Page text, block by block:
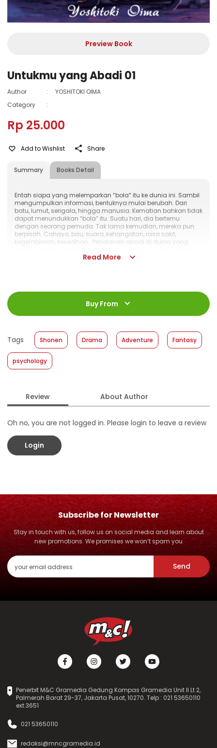
Preview Book
Untukmu yang Abadi 01
Author :
YOSHITOKI OIMA
Category
:
Rp 25.000
Summary Books Detail
Add to Wishlist Share
Entah siapa yang melemparkan “bola” itu ke dunia ini. Sambil
mengumpulkan informasi, bentuknya mulai berubah. Dari
batu, lumut, serigala, hingga manusia. Kematian bahkan tidak
dapat menundukkan “bola” itu. Suatu hari, dia bertemu
dengan seorang pemuda. Tak lama kemudian, mereka pun
berpisah. Cahaya, bau, suara, kehangatan, rasa sakit,
kegembiraan, kesedihan… Perjalanan abadi di dunia yang
kisah pencarian jati diri. Seri terbaru dari Yoshitoki Oima,
Read More
ISBN :
978-602-480-345-2
192 halaman
Size
:
11,4 x 17,2
Format
: Hardcover
Buy From
Tags Shonen Drama Adventure Fantasy
psychology
Review About Author
Oh no, you are not logged in. Please login to leave a review
Login
Subscribe for Newsletter
Stay in touch with us, follow us on social media and learn about
new promotions. We promises we won’t spam you
Send
Penerbit M&C Gramedia Gedung Kompas Gramedia Unit II Lt.2,
Palmerah Barat 29-37, Jakarta Pusat, 10270. Telp : 021 53650110
ext.3651
021 53650110
redaksi@mncgramedia.id